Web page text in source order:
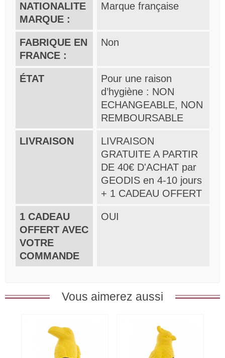
NATIONALITE
MARQUE :
Marque française
FABRIQUE EN
FRANCE :
Non
ÉTAT
Pour une raison
d’hygiène : NON
ECHANGEABLE, NON
REMBOURSABLE
LIVRAISON
LIVRAISON
GRATUITE A PARTIR
DE 40€ D'ACHAT par
GEODIS en 4-10 jours
+ 1 CADEAU OFFERT
1 CADEAU
OFFERT AVEC
VOTRE
COMMANDE
OUI
Vous aimerez aussi